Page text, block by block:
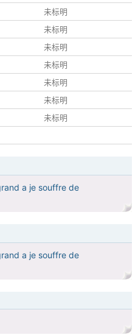
未标明
未标明
未标明
未标明
未标明
未标明
未标明
a je souffre de
a je souffre de